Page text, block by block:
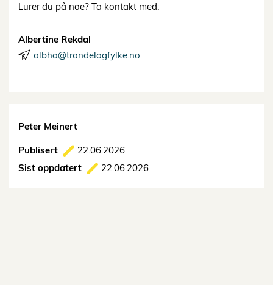
Lurer du på noe? Ta kontakt med:
Albertine Rekdal
albha@trondelagfylke.no
Peter Meinert
Publisert
22.06.2026
Sist oppdatert
22.06.2026